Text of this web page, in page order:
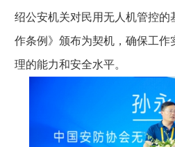
绍公安机关对民用无人机管控的
作条例》颁布为契机，确保工作
理的能力和安全水平。